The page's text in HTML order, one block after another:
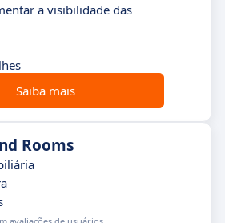
a visibilidade das
Saiba mais
Rooms